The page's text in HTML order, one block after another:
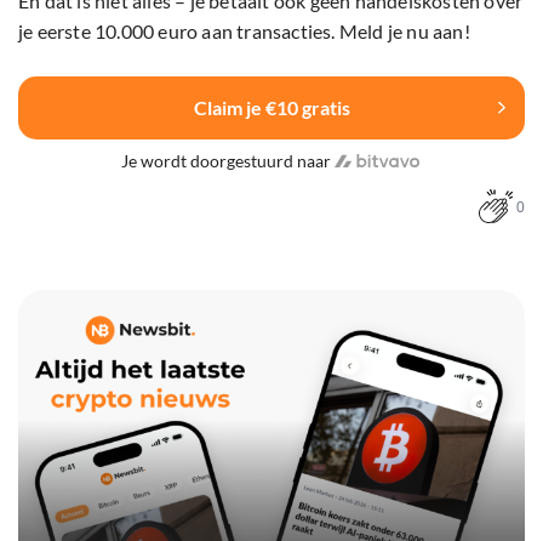
je eerste 10.000 euro aan transacties. Meld je nu aan!
Claim je €10 gratis
Je wordt doorgestuurd naar
0